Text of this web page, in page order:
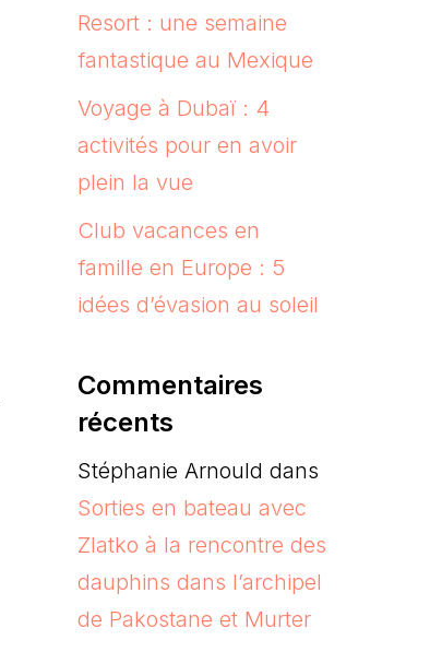
Resort : une semaine
fantastique au Mexique
Voyage à Dubaï : 4
activités pour en avoir
plein la vue
Club vacances en
famille en Europe : 5
idées d’évasion au soleil
Commentaires
récents
Stéphanie Arnould dans
Sorties en bateau avec
Zlatko à la rencontre des
dauphins dans l’archipel
de Pakostane et Murter